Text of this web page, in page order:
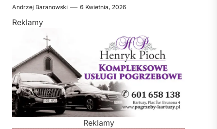
Andrzej Baranowski 6 Kwietnia, 2026
Reklamy
Reklamy